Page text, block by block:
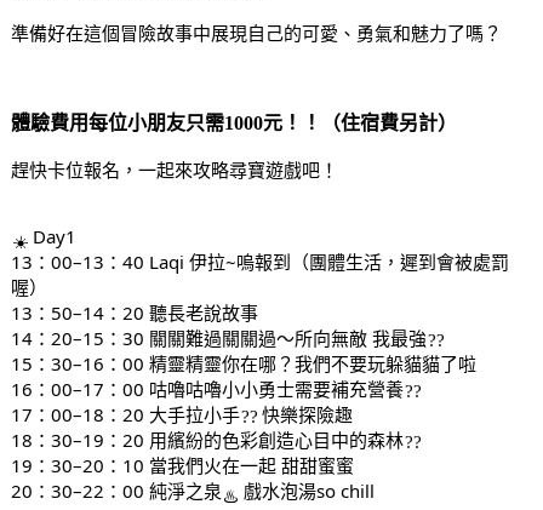
準備好在這個冒險故事中展現自己的可愛、勇氣和魅力了嗎？
體驗費用每位小朋友只需1000元！！（住宿費另計）
趕快卡位報名，一起來攻略尋寶遊戲吧！
Day1
13：00–13：40 Laqi 伊拉~嗚報到（團體生活，遲到會被處罰
喔）
13：50–14：20 聽長老說故事
14：20–15：30 關關難過關關過～所向無敵 我最強
15：30–16：00 精靈精靈你在哪？我們不要玩躲貓貓了啦
16：00–17：00 咕嚕咕嚕小小勇士需要補充營養
17：00–18：20 大手拉小手
快樂探險趣
18：30–19：20 用繽紛的色彩創造心目中的森林
19：30–20：10 當我們火在一起 甜甜蜜蜜
20：30–22：00 純淨之泉
戲水泡湯so chill